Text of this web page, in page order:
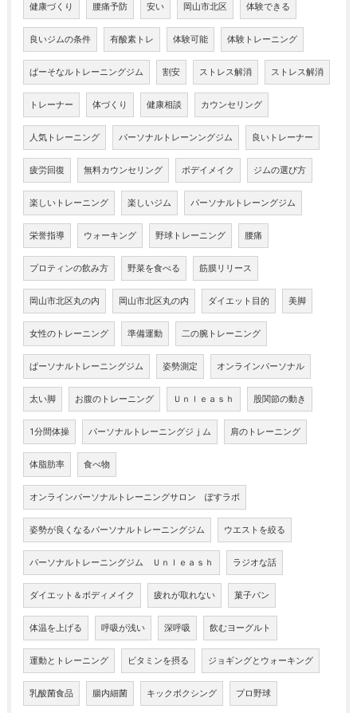
健康づくり 腰痛予防 安い 岡山市北区 体験できる
良いジムの条件 有酸素トレ 体験可能 体験トレーニング
ぱーそなルトレーニングジム 割安 ストレス解消 ストレス解消
トレーナー 体づくり 健康相談 カウンセリング
人気トレーニング パーソナルトレーンングジム 良いトレーナー
疲労回復 無料カウンセリング ボデイメイク ジムの選び方
楽しいトレーニング 楽しいジム パーソナルトレーングジム
栄誉指導 ウォーキング 野球トレーニング 腰痛
プロティンの飲み方 野菜を食べる 筋膜リリース
岡山市北区丸の内 岡山市北区丸の内 ダイエット目的 美脚
女性のトレーニング 準備運動 二の腕トレーニング
ぱーソナルトレーニングジム 姿勢測定 オンラインパーソナル
太い脚 お腹のトレーニング Ｕｎｌｅａｓｈ 股関節の動き
1分間体操 パーソナルトレーニングジｊム 肩のトレーニング
体脂肪率 食べ物
オンラインパーソナルトレーニングサロン ぽすラボ
姿勢が良くなるパーソナルトレーニングジム ウエストを絞る
パーソナルトレーニングジム Ｕｎｌｅａｓｈ ラジオな話
ダイエット＆ボディメイク 疲れが取れない 菓子パン
体温を上げる 呼吸が浅い 深呼吸 飲むヨーグルト
運動とトレーニング ビタミンを摂る ジョギングとウォーキング
乳酸菌食品 腸内細菌 キックボクシング プロ野球